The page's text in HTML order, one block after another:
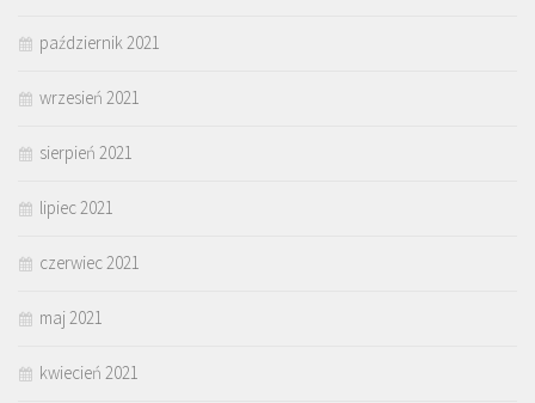
październik 2021
wrzesień 2021
sierpień 2021
lipiec 2021
czerwiec 2021
maj 2021
kwiecień 2021